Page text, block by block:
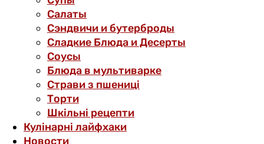
Салаты
Сэндвичи и бутерброды
Сладкие Блюда и Десерты
Соусы
Блюда в мультиварке
Страви з пшениці
Торти
Шкільні рецепти
Кулінарні лайфхаки
Новости